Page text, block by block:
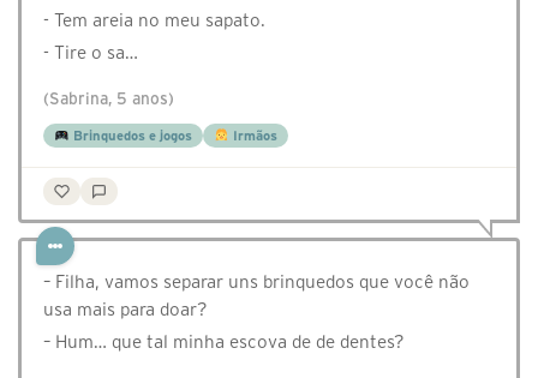
- Tem areia no meu sapato.
- Tire o sa…
(Sabrina, 5 anos)
Brinquedos e jogos Irmãos
– Filha, vamos separar uns brinquedos que você não
usa mais para doar?
– Hum… que tal minha escova de de dentes?